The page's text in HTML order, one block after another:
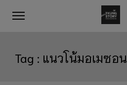
Tag : แนวโน้มอเมซอน